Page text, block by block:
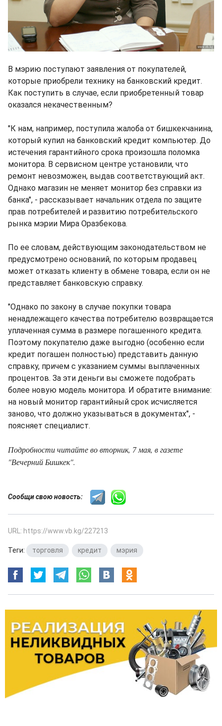
В мэрию поступают заявления от покупателей,
которые приобрели технику на банковский кредит.
Как поступить в случае, если приобретенный товар
оказался некачественным?
"К нам, например, поступила жалоба от бишкекчанина,
который купил на банковский кредит компьютер. До
истечения гарантийного срока произошла поломка
монитора. В сервисном центре установили, что
ремонт невозможен, выдав соответствующий акт.
Однако магазин не меняет монитор без справки из
банка", - рассказывает начальник отдела по защите
прав потребителей и развитию потребительского
рынка мэрии Мира Оразбекова.
По ее словам, действующим законодательством не
предусмотрено оснований, по которым продавец
может отказать клиенту в обмене товара, если он не
представляет банковскую справку.
"Однако по закону в случае покупки товара
ненадлежащего качества потребителю возвращается
уплаченная сумма в размере погашенного кредита.
Поэтому покупателю даже выгодно (особенно если
кредит погашен полностью) представить данную
справку, причем с указанием суммы выплаченных
процентов. За эти деньги вы сможете подобрать
более новую модель монитора. И обратите внимание:
на новый монитор гарантийный срок исчисляется
заново, что должно указываться в документах", -
поясняет специалист.
Подробности читайте во вторник, 7 мая, в газете
"Вечерний Бишкек".
Сообщи свою новость:
URL: https://www.vb.kg/227213
Теги: торговля кредит мэрия